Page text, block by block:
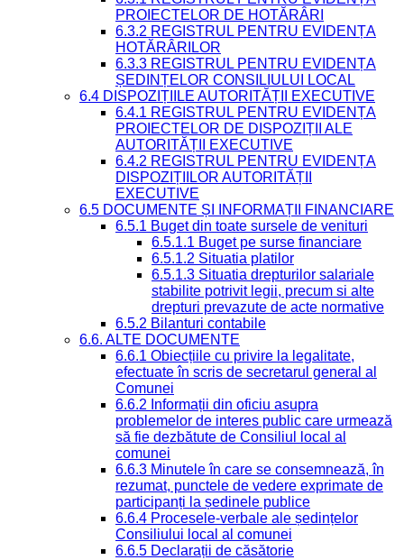
PROIECTELOR DE HOTĂRÂRI
6.3.2 REGISTRUL PENTRU EVIDENȚA
HOTĂRÂRILOR
6.3.3 REGISTRUL PENTRU EVIDENȚA
ȘEDINȚELOR CONSILIULUI LOCAL
6.4 DISPOZIȚIILE AUTORITĂȚII EXECUTIVE
6.4.1 REGISTRUL PENTRU EVIDENȚA
PROIECTELOR DE DISPOZIȚII ALE
AUTORITĂȚII EXECUTIVE
6.4.2 REGISTRUL PENTRU EVIDENȚA
DISPOZIȚIILOR AUTORITĂȚII
EXECUTIVE
6.5 DOCUMENTE ȘI INFORMAȚII FINANCIARE
6.5.1 Buget din toate sursele de venituri
6.5.1.1 Buget pe surse financiare
6.5.1.2 Situatia platilor
6.5.1.3 Situatia drepturilor salariale
stabilite potrivit legii, precum si alte
drepturi prevazute de acte normative
6.5.2 Bilanturi contabile
6.6. ALTE DOCUMENTE
6.6.1 Obiecțiile cu privire la legalitate,
efectuate în scris de secretarul general al
Comunei
6.6.2 Informații din oficiu asupra
problemelor de interes public care urmează
să fie dezbătute de Consiliul local al
comunei
6.6.3 Minutele în care se consemnează, în
rezumat, punctele de vedere exprimate de
participanți la ședinele publice
6.6.4 Procesele-verbale ale ședințelor
Consiliului local al comunei
6.6.5 Declarații de căsătorie